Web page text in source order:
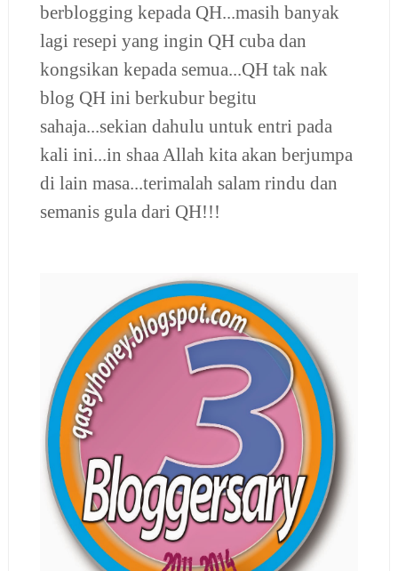
berblogging kepada QH...masih banyak
lagi resepi yang ingin QH cuba dan
kongsikan kepada semua...QH tak nak
blog QH ini berkubur begitu
sahaja...sekian dahulu untuk entri pada
kali ini...in shaa Allah kita akan berjumpa
di lain masa...terimalah salam rindu dan
semanis gula dari QH!!!